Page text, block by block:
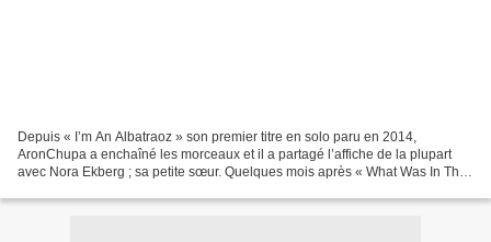
Depuis « I’m An Albatraoz » son premier titre en solo paru en 2014,
AronChupa a enchaîné les morceaux et il a partagé l’affiche de la plupart
avec Nora Ekberg ; sa petite sœur. Quelques mois après « What Was In The